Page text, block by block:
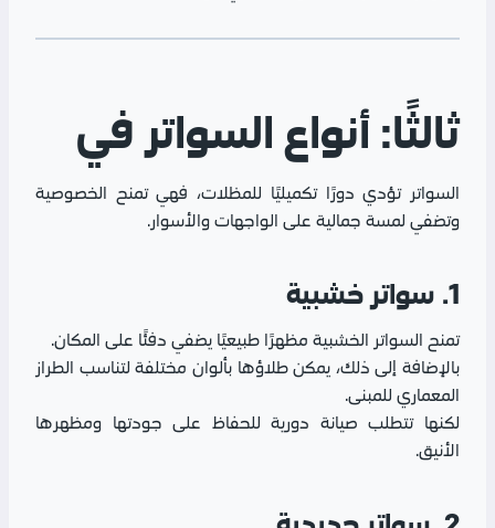
ثالثًا: أنواع السواتر في
السواتر تؤدي دورًا تكميليًا للمظلات، فهي تمنح الخصوصية
وتضفي لمسة جمالية على الواجهات والأسوار.
1. سواتر خشبية
تمنح السواتر الخشبية مظهرًا طبيعيًا يضفي دفئًا على المكان.
بالإضافة إلى ذلك، يمكن طلاؤها بألوان مختلفة لتناسب الطراز
المعماري للمبنى.
لكنها تتطلب صيانة دورية للحفاظ على جودتها ومظهرها
الأنيق.